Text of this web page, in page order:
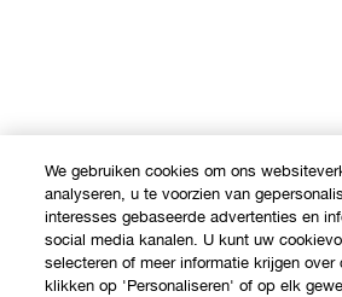
We gebruiken cookies om ons
analyseren, u te voorzien van
interesses gebaseerde advertenties en
social media kanalen. U kunt uw
selecteren of meer informatie krijgen over
klikken op 'Personaliseren' of op elk